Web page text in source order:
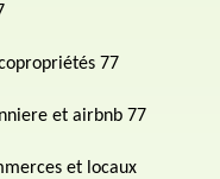
77
et airbnb 77
et locaux